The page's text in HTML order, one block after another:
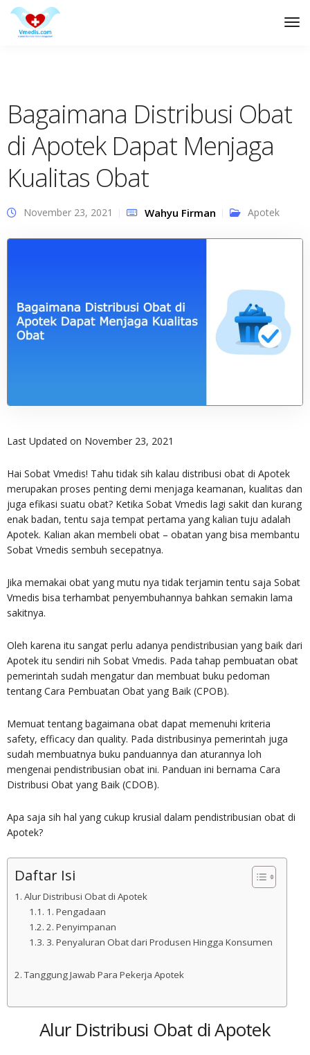
Bagaimana Distribusi Obat
di Apotek Dapat Menjaga
Kualitas Obat
November 23, 2021 Wahyu Firman Apotek
Last Updated on November 23, 2021
Hai Sobat Vmedis! Tahu tidak sih kalau distribusi obat di Apotek
merupakan proses penting demi menjaga keamanan, kualitas dan
juga efikasi suatu obat? Ketika Sobat Vmedis lagi sakit dan kurang
enak badan, tentu saja tempat pertama yang kalian tuju adalah
Apotek. Kalian akan membeli obat – obatan yang bisa membantu
Sobat Vmedis sembuh secepatnya.
Jika memakai obat yang mutu nya tidak terjamin tentu saja Sobat
Vmedis bisa terhambat penyembuhannya bahkan semakin lama
sakitnya.
Oleh karena itu sangat perlu adanya pendistribusian yang baik dari
Apotek itu sendiri nih Sobat Vmedis. Pada tahap pembuatan obat
pemerintah sudah mengatur dan membuat buku pedoman
tentang Cara Pembuatan Obat yang Baik (CPOB).
Memuat tentang bagaimana obat dapat memenuhi kriteria
safety, efficacy dan quality. Pada distribusinya pemerintah juga
sudah membuatnya buku panduannya dan aturannya loh
mengenai pendistribusian obat ini. Panduan ini bernama Cara
Distribusi Obat yang Baik (CDOB).
Apa saja sih hal yang cukup krusial dalam pendistribusian obat di
Apotek?
Daftar Isi
Alur Distribusi Obat di Apotek
1. Pengadaan
2. Penyimpanan
3. Penyaluran Obat dari Produsen Hingga Konsumen
Tanggung Jawab Para Pekerja Apotek
Alur Distribusi Obat di Apotek